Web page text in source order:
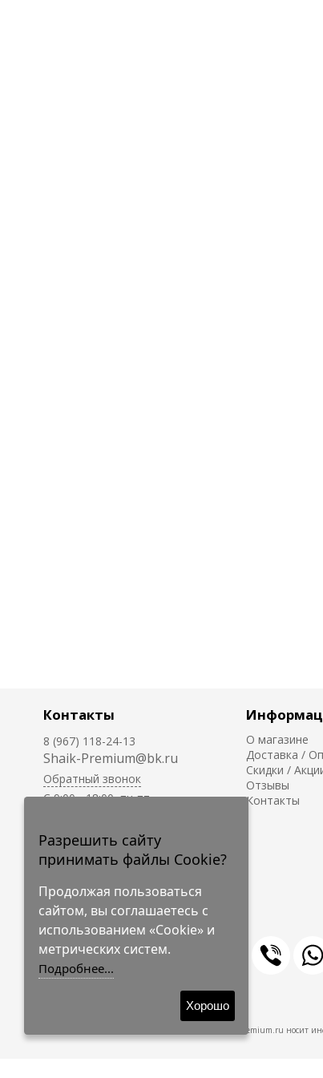
Контакты
8 (967) 118-24-13
Shaik-Premium@bk.ru
Обратный звонок
C 9:00 - 18:00, пн-пт
круглосуточно.
О магазине
Доставка /
Скидки /
Отзывы
Контакты
© 2009-2026 Shaik-Premium
Shaik-Premium.ru носит
Разрешить сайту
принимать файлы Cookie?
Продолжая пользоваться
сайтом, вы соглашаетесь с
использованием «Cookie» и
метрических систем.
Подробнее...
Хорошо